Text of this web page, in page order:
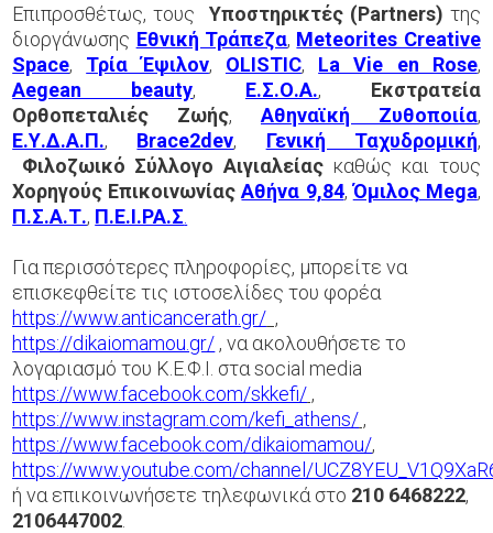
Επιπροσθέτως, τους Υποστηρικτές (Partners) της
διοργάνωσης Εθνική Τράπεζα, Meteorites Creative
Space, Τρία Έψιλον, OLISTIC, La Vie en Rose,
Aegean beauty, Ε.Σ.Ο.Α., Εκστρατεία
Ορθοπεταλιές Ζωής, Αθηναϊκή Ζυθοποιία,
Ε.Υ.Δ.Α.Π., Brace2dev, Γενική Ταχυδρομική,
Φιλοζωικό Σύλλογο Αιγιαλείαςκαθώς και τους
Χορηγούς Επικοινωνίας Αθήνα 9,84,Όμιλος Mega,
Π.Σ.Α.Τ., Π.Ε.Ι.ΡΑ.Σ
Για περισσότερες πληροφορίες, μπορείτε να
επισκεφθείτε τις ιστοσελίδες του φορέα
https://www.anticancerath.gr/ ,
https://dikaiomamou.gr/ , να ακολουθήσετε το
λογαριασμό του Κ.Ε.Φ.Ι. στα social media
https://www.facebook.com/skkefi/ ,
https://www.instagram.com/kefi_athens/ ,
https://www.facebook.com/dikaiomamou/,
https://www.youtube.com/channel/
ή να επικοινωνήσετε τηλεφωνικά στο 210 6468222,
2106447002